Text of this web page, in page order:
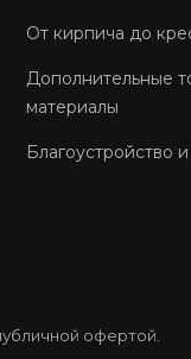
От кирпича до
Дополнительные
материалы
Благоустройство
офертой.